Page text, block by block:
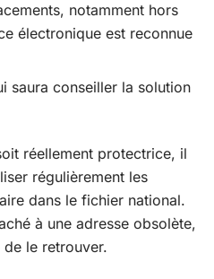
notamment hors
électronique est reconnue
saura conseiller la solution
réellement protectrice, il
régulièrement les
dans le fichier national.
à une adresse obsolète,
de le retrouver.